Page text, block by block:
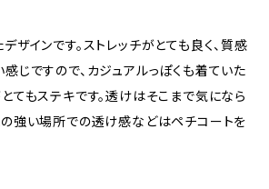
ザインです。ストレッチがとても良く、質感
じですので、カジュアルっぽくも着ていた
てもステキです。透けはそこまで気になら
の強い場所での透け感などはペチコートを